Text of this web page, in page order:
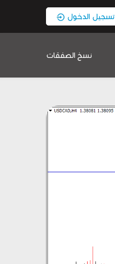
تسجيل الدخول
نسخ الصفقات